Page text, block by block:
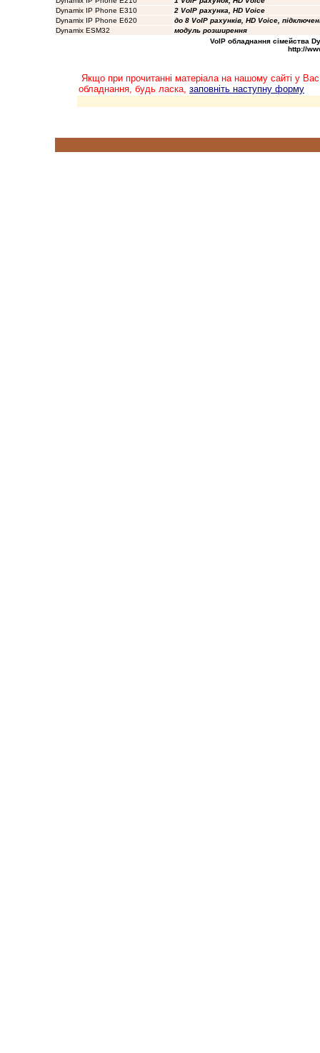
Dynamix IP Phone E310
2 VoIP рахунка, HD Voice
Dynamix IP Phone E620
до 8 VoIP рахунків, HD Voice,
Dynamix ESM32
модуль розширення
VoIP обладнання сімейства
http://
Якщо при прочитанні матеріала на нашому сайті у
обладнання, будь ласка, заповніть наступну форму